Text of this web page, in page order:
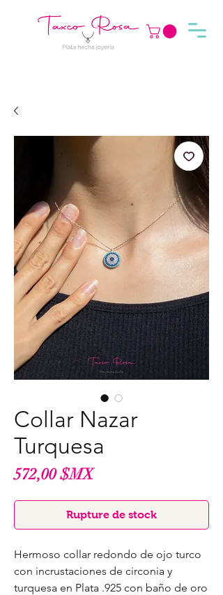
Collar Nazar
Turquesa
572,00 $MXPrix
Rupture de stock
Hermoso collar redondo de ojo turco
con incrustaciones de circonia y
turquesa en Plata .925 con baño de oro